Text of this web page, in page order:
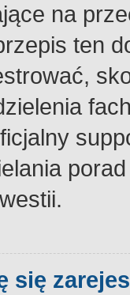
na
ten
się